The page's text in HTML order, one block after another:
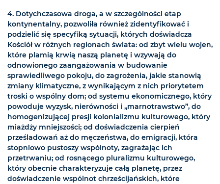
4. Dotychczasowa droga, a w szczególności etap
kontynentalny, pozwoliła również zidentyfikować i
podzielić się specyfiką sytuacji, których doświadcza
Kościół w różnych regionach świata: od zbyt wielu wojen,
które plamią krwią naszą planetę i wzywają do
odnowionego zaangażowania w budowanie
sprawiedliwego pokoju, do zagrożenia, jakie stanowią
zmiany klimatyczne, z wynikającym z nich priorytetem
troski o wspólny dom; od systemu ekonomicznego, który
powoduje wyzysk, nierówności i „marnotrawstwo”, do
homogenizującej presji kolonializmu kulturowego, który
miażdży mniejszości; od doświadczenia cierpień
prześladowań aż do męczeństwa, do emigracji, która
stopniowo pustoszy wspólnoty, zagrażając ich
przetrwaniu; od rosnącego pluralizmu kulturowego,
który obecnie charakteryzuje całą planetę, przez
doświadczenie wspólnot chrześcijańskich, które